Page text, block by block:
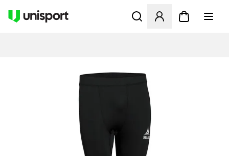
Åbner en Modal til at